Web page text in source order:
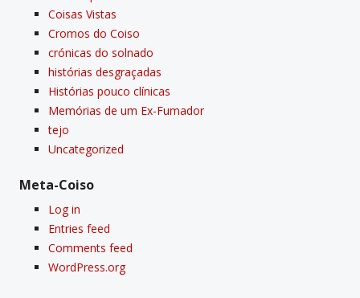
Coisas Vistas
Cromos do Coiso
crónicas do solnado
histórias desgraçadas
Histórias pouco clí­nicas
Memórias de um Ex-Fumador
tejo
Uncategorized
Meta-Coiso
Log in
Entries feed
Comments feed
WordPress.org